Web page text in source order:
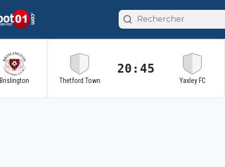
Brislington Thetford Town
20:45
Yaxley FC